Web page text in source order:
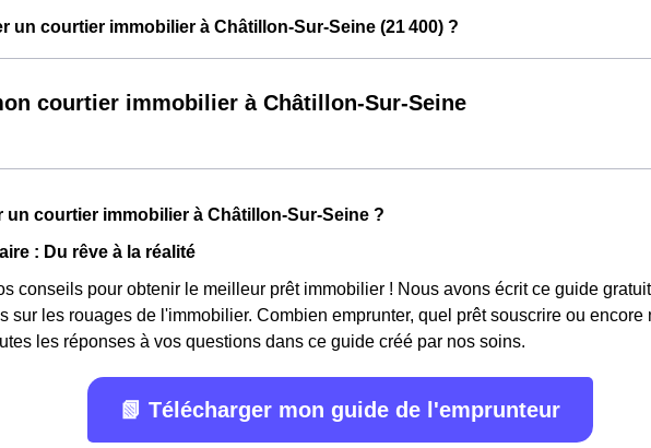
un courtier immobilier à Châtillon-Sur-Seine (21 400) ?
courtier immobilier à Châtillon-Sur-Seine
un courtier immobilier à Châtillon-Sur-Seine ?
: Du rêve à la réalité
conseils pour obtenir le meilleur prêt immobilier ! Nous avons écrit ce guide
sur les rouages de l'immobilier. Combien emprunter, quel prêt souscrire ou encore
les réponses à vos questions dans ce guide créé par nos soins.
📗 Télécharger mon guide de l'emprunteur